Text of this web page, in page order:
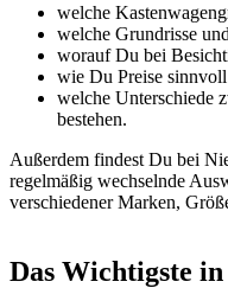
welche
welche Grundrisse
worauf Du bei
wie Du Preise
welche Unterschiede
bestehen.
Außerdem findest Du bei
regelmäßig wechselnde
verschiedener Marken,
Das Wichtigste